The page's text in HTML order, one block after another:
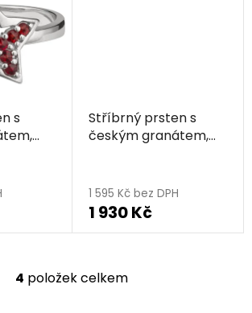
s
Stříbrný prsten s
českým granátem,
1 595 Kč bez DPH
1 930 Kč
O
4 položek celkem